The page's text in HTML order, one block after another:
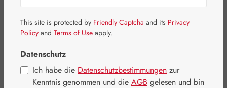
This site is protected by Friendly Captcha and its Privacy
Policy and Terms of Use apply.
Datenschutz
Ich habe die Datenschutzbestimmungen zur
Kenntnis genommen und die AGB gelesen und bin